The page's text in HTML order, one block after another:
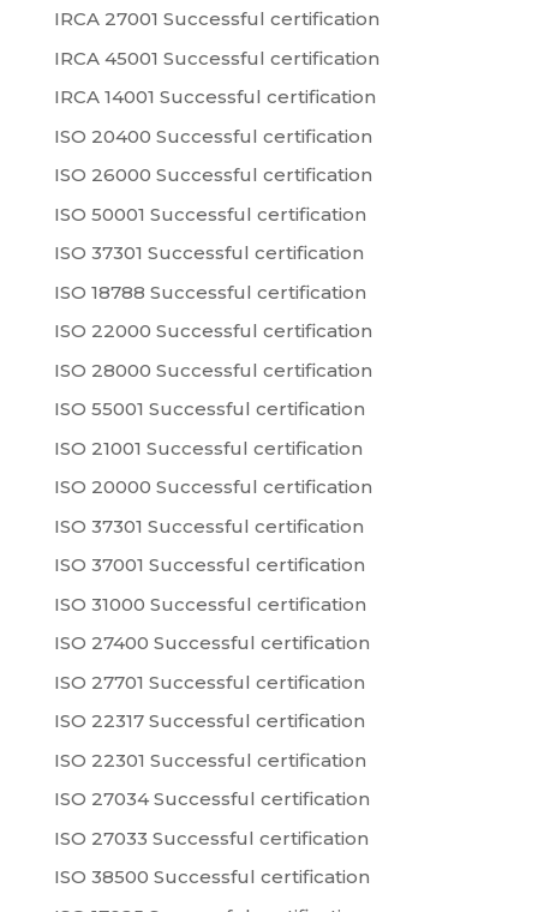
IRCA 27001 Successful certification
IRCA 45001 Successful certification
IRCA 14001 Successful certification
ISO 20400 Successful certification
ISO 26000 Successful certification
ISO 50001 Successful certification
ISO 37301 Successful certification
ISO 18788 Successful certification
ISO 22000 Successful certification
ISO 28000 Successful certification
ISO 55001 Successful certification
ISO 21001 Successful certification
ISO 20000 Successful certification
ISO 37301 Successful certification
ISO 37001 Successful certification
ISO 31000 Successful certification
ISO 27400 Successful certification
ISO 27701 Successful certification
ISO 22317 Successful certification
ISO 22301 Successful certification
ISO 27034 Successful certification
ISO 27033 Successful certification
ISO 38500 Successful certification